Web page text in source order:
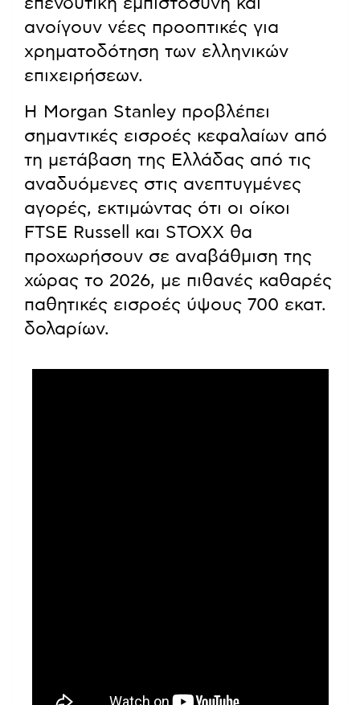
ανοίγουν νέες προοπτικές για
χρηματοδότηση των ελληνικών
επιχειρήσεων.
Η Morgan Stanley προβλέπει
σημαντικές εισροές κεφαλαίων από
τη μετάβαση της Ελλάδας από τις
αναδυόμενες στις ανεπτυγμένες
αγορές, εκτιμώντας ότι οι οίκοι
FTSE Russell και STOXX θα
προχωρήσουν σε αναβάθμιση της
χώρας το 2026, με πιθανές καθαρές
παθητικές εισροές ύψους 700 εκατ.
δολαρίων.